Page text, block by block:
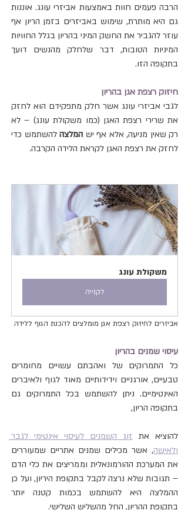
בתקופה הזו.
חיזוק רצפת אגן בהריון
רק שאין מניעה, אלא אף יש המלצה
לחזק את רצפת האגן לקראת הלידה הקרבה.
משקולת עונג
לקנייה
אביזרים לחיזוק רצפת אגן מומלצים להכנת הגוף ללידה
עיסוי שמנים בהריון
בתקופה הריון,
להוציא את
ולאישה,
בתקופת ההריון, החל מהשליש השלישי.